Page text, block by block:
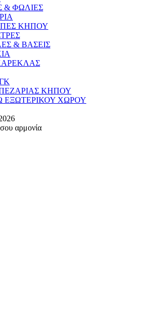
& ΦΩΛΙΕΣ
ΚΗΠΟΥ
& ΒΑΣΕΙΣ
ΚΗΠΟΥ
ΧΩΡΟΥ
αρμονία